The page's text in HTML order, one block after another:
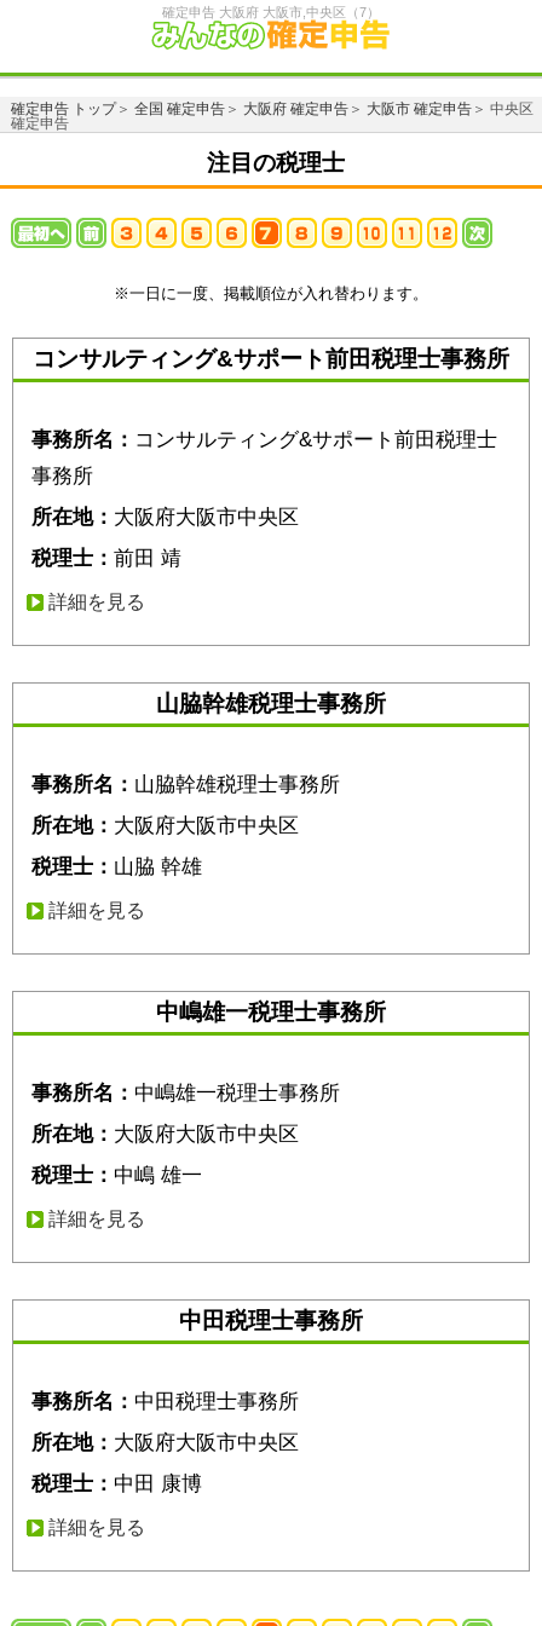
確定申告 大阪府 大阪市,中央区（7）
確定申告 トップ＞ 全国 確定申告＞ 大阪府 確定申告＞ 大阪市 確定申告＞ 中央区
確定申告
注目の税理士
※一日に一度、掲載順位が入れ替わります。
コンサルティング&サポート前田税理士事務所
事務所名： コンサルティング&サポート前田税理士
事務所
所在地： 大阪府大阪市中央区
税理士： 前田 靖
詳細を見る
山脇幹雄税理士事務所
事務所名： 山脇幹雄税理士事務所
所在地： 大阪府大阪市中央区
税理士： 山脇 幹雄
詳細を見る
中嶋雄一税理士事務所
事務所名： 中嶋雄一税理士事務所
所在地： 大阪府大阪市中央区
税理士： 中嶋 雄一
詳細を見る
中田税理士事務所
事務所名： 中田税理士事務所
所在地： 大阪府大阪市中央区
税理士： 中田 康博
詳細を見る